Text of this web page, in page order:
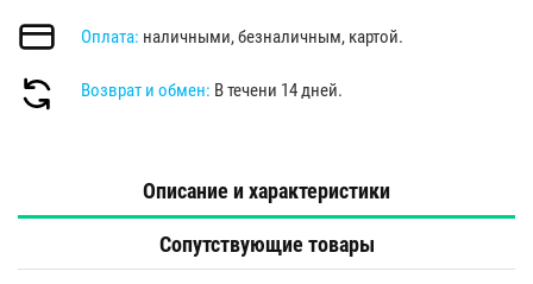
Оплата: наличными, безналичным, картой.
Возврат и обмен: В течени 14 дней.
Описание и характеристики
Сопутствующие товары